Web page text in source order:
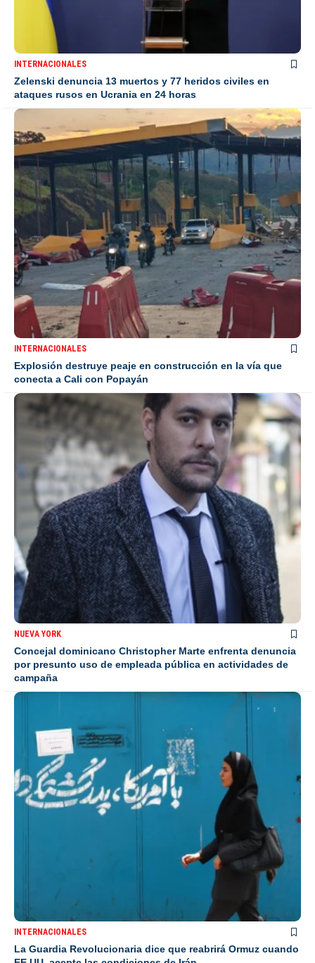
INTERNACIONALES
Zelenski denuncia 13 muertos y 77 heridos civiles en
ataques rusos en Ucrania en 24 horas
INTERNACIONALES
Explosión destruye peaje en construcción en la vía que
conecta a Cali con Popayán
NUEVA YORK
Concejal dominicano Christopher Marte enfrenta denuncia
por presunto uso de empleada pública en actividades de
campaña
INTERNACIONALES
La Guardia Revolucionaria dice que reabrirá Ormuz cuando